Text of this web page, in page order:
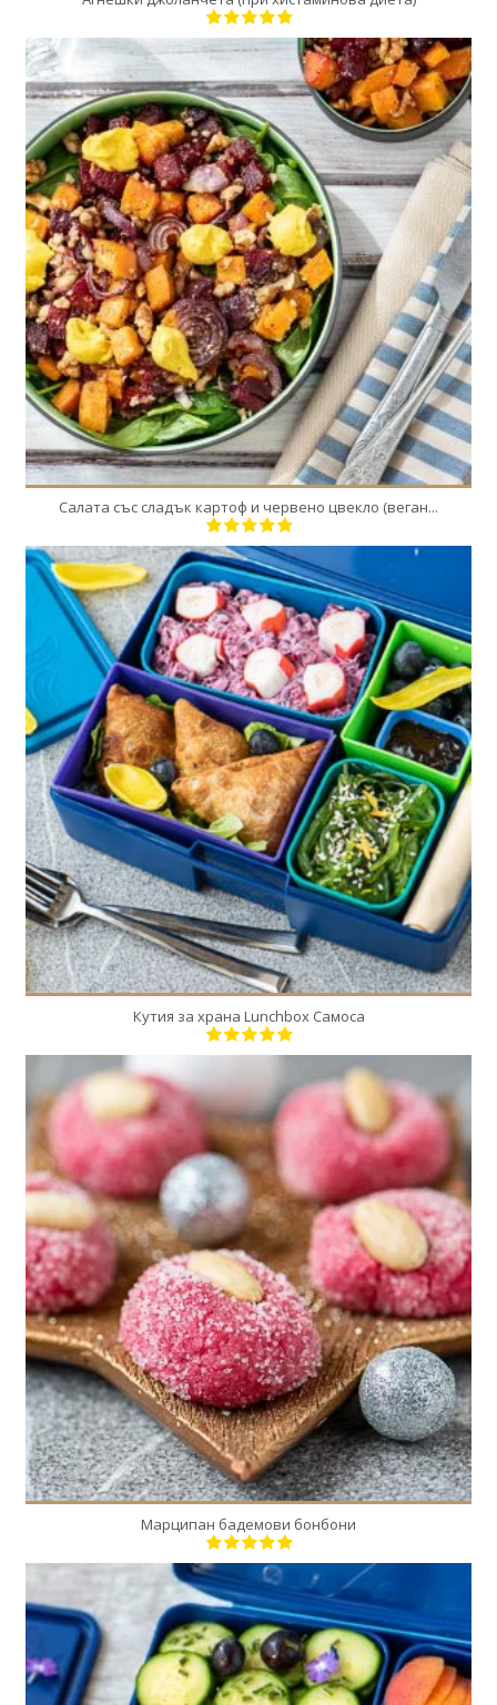
4
4
30 Min
Салата със сладък картоф и червено цвекло (веган...
1
1
1 Min
Кутия за храна Lunchbox Самоса
10
10
Марципан бадемови бонбони